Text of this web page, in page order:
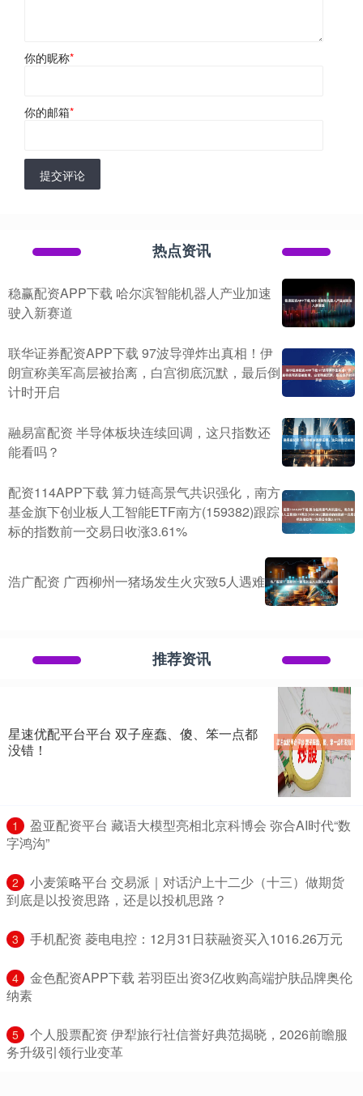
你的昵称*
你的邮箱*
提交评论
热点资讯
稳赢配资APP下载 哈尔滨智能机器人产业加速
驶入新赛道
联华证券配资APP下载 97波导弹炸出真相！伊
朗宣称美军高层被抬离，白宫彻底沉默，最后倒
计时开启
融易富配资 半导体板块连续回调，这只指数还
能看吗？
配资114APP下载 算力链高景气共识强化，南方
基金旗下创业板人工智能ETF南方(159382)跟踪
标的指数前一交易日收涨3.61%
浩广配资 广西柳州一猪场发生火灾致5人遇难
推荐资讯
星速优配平台平台 双子座蠢、傻、笨一点都
没错！
1
​盈亚配资平台 藏语大模型亮相北京科博会 弥合AI时代“数
字鸿沟”
2
​小麦策略平台 交易派｜对话沪上十二少（十三）做期货
到底是以投资思路，还是以投机思路？
3 ​手机配资 菱电电控：12月31日获融资买入1016.26万元
4
​金色配资APP下载 若羽臣出资3亿收购高端护肤品牌奥伦
纳素
5
​个人股票配资 伊犁旅行社信誉好典范揭晓，2026前瞻服
务升级引领行业变革